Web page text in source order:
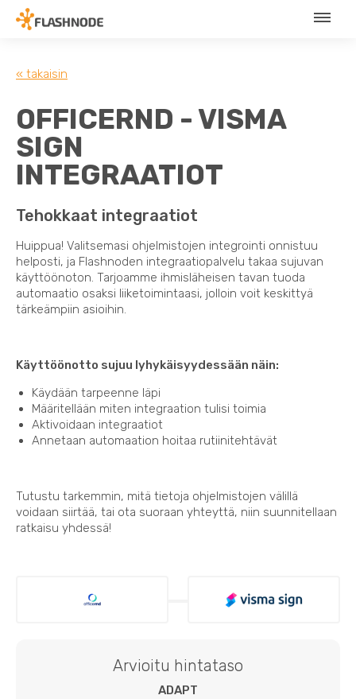
« takaisin
OFFICERND - VISMA
SIGN
INTEGRAATIOT
Tehokkaat integraatiot
Huippua! Valitsemasi ohjelmistojen integrointi onnistuu
helposti, ja Flashnoden integraatiopalvelu takaa sujuvan
käyttöönoton. Tarjoamme ihmisläheisen tavan tuoda
automaatio osaksi liiketoimintaasi, jolloin voit keskittyä
tärkeämpiin asioihin.
Käyttöönotto sujuu lyhykäisyydessään näin:
Käydään tarpeenne läpi
Määritellään miten integraation tulisi toimia
Aktivoidaan integraatiot
Annetaan automaation hoitaa rutiinitehtävät
Tutustu tarkemmin, mitä tietoja ohjelmistojen välillä
voidaan siirtää, tai ota suoraan yhteyttä, niin suunnitellaan
ratkaisu yhdessä!
Arvioitu hintataso
ADAPT